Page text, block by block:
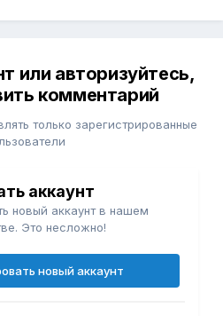
или авторизуйтесь,
комментарий
только зарегистрированные
аккаунт
новый аккаунт в нашем
Это несложно!
новый аккаунт